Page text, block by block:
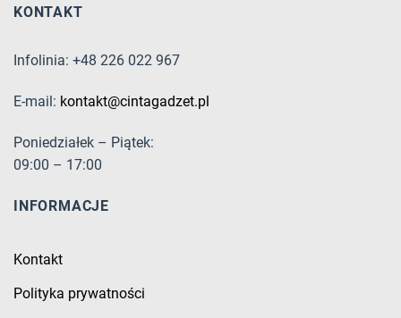
KONTAKT
Infolinia: +48 226 022 967
E-mail: kontakt@cintagadzet.pl
Poniedziałek – Piątek:
09:00 – 17:00
INFORMACJE
Kontakt
Polityka prywatności